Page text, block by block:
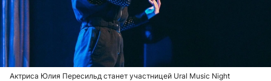
Актриса Юлия Пересильд станет участницей Ural Music Night